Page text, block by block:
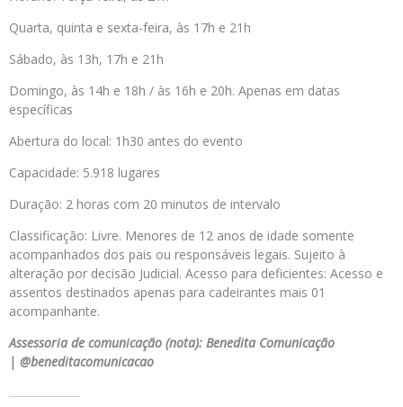
Quarta, quinta e sexta-feira, às 17h e 21h
Sábado, às 13h, 17h e 21h
Domingo, às 14h e 18h / às 16h e 20h. Apenas em datas
específicas
Abertura do local: 1h30 antes do evento
Capacidade: 5.918 lugares
Duração: 2 horas com 20 minutos de intervalo
Classificação: Livre. Menores de 12 anos de idade somente
acompanhados dos pais ou responsáveis legais. Sujeito à
alteração por decisão Judicial. Acesso para deficientes: Acesso e
assentos destinados apenas para cadeirantes mais 01
acompanhante.
Assessoria de comunicação (nota): Benedita Comunicação
| @beneditacomunicacao